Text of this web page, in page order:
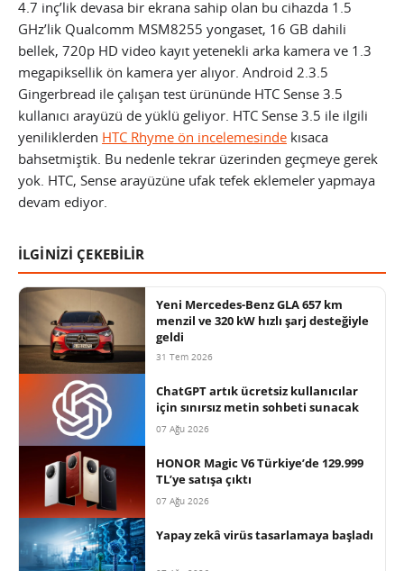
4.7 inç’lik devasa bir ekrana sahip olan bu cihazda 1.5
GHz’lik Qualcomm MSM8255 yongaset, 16 GB dahili
bellek, 720p HD video kayıt yetenekli arka kamera ve 1.3
megapiksellik ön kamera yer alıyor. Android 2.3.5
Gingerbread ile çalışan test ürününde HTC Sense 3.5
kullanıcı arayüzü de yüklü geliyor. HTC Sense 3.5 ile ilgili
yeniliklerden HTC Rhyme ön incelemesinde kısaca
bahsetmiştik. Bu nedenle tekrar üzerinden geçmeye gerek
yok. HTC, Sense arayüzüne ufak tefek eklemeler yapmaya
devam ediyor.
İLGİNİZİ ÇEKEBİLİR
Yeni Mercedes-Benz GLA 657 km
menzil ve 320 kW hızlı şarj desteğiyle
geldi
31 Tem 2026
ChatGPT artık ücretsiz kullanıcılar
için sınırsız metin sohbeti sunacak
07 Ağu 2026
HONOR Magic V6 Türkiye’de 129.999
TL’ye satışa çıktı
07 Ağu 2026
Yapay zekâ virüs tasarlamaya başladı